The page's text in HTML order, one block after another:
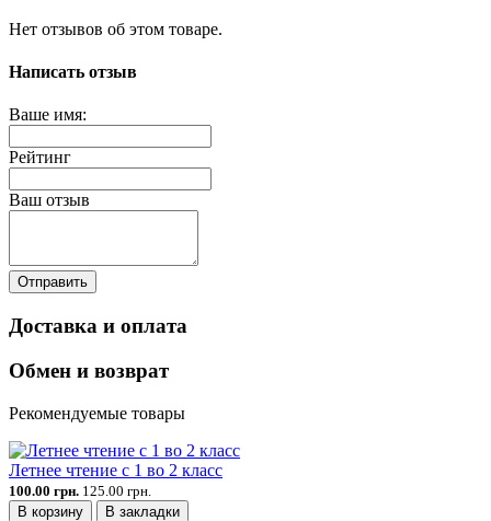
Нет отзывов об этом товаре.
Написать отзыв
Ваше имя:
Рейтинг
Ваш отзыв
Отправить
Доставка и оплата
Обмен и возврат
Рекомендуемые товары
Летнее чтение с 1 во 2 класс
100.00 грн. 125.00 грн.
В корзину
В закладки